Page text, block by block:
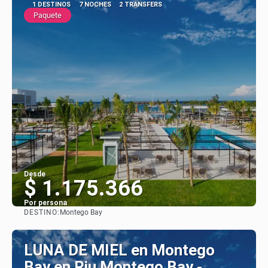
1 DESTINOS 7 NOCHES 2 TRANSFERS
Paquete
Desde
$ 1.175.366
Por persona
DESTINO: Montego Bay
LUNA DE MIEL en Montego